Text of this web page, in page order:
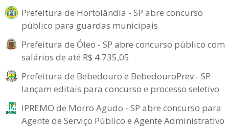
Prefeitura de Hortolândia - SP abre concurso
público para guardas municipais
Prefeitura de Óleo - SP abre concurso público com
salários de até R$ 4.735,05
Prefeitura de Bebedouro e BebedouroPrev - SP
lançam editais para concurso e processo seletivo
IPREMO de Morro Agudo - SP abre concurso para
Agente de Serviço Público e Agente Administrativo